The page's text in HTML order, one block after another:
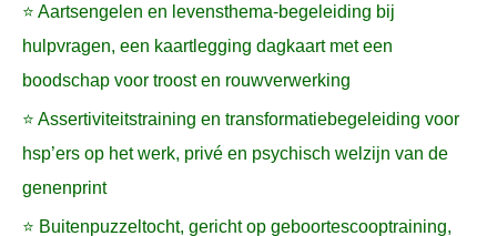
⭐ Aartsengelen en levensthema-begeleiding bij
hulpvragen, een kaartlegging dagkaart met een
boodschap voor troost en rouwverwerking
⭐ Assertiviteitstraining en transformatiebegeleiding voor
hsp’ers op het werk, privé en psychisch welzijn van de
genenprint
⭐ Buitenpuzzeltocht, gericht op geboortescooptraining,